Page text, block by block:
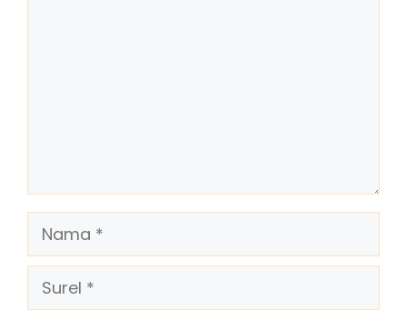
Nama
Surel